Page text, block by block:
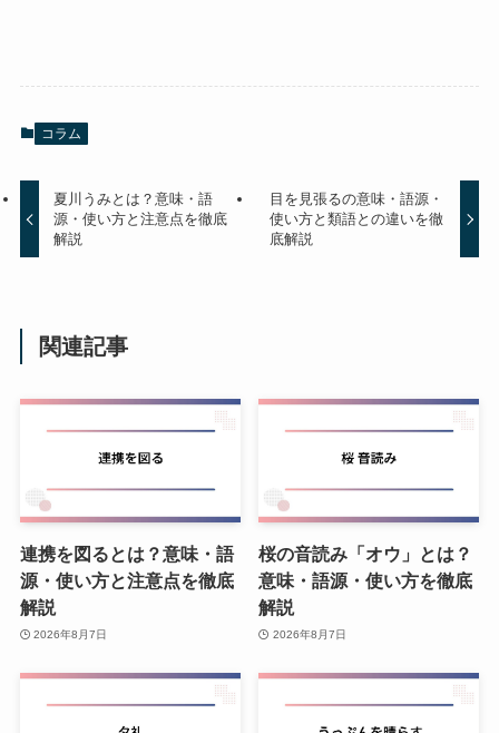
コラム
夏川うみとは？意味・語
源・使い方と注意点を徹底
解説
目を見張るの意味・語源・
使い方と類語との違いを徹
底解説
関連記事
連携を図るとは？意味・語
源・使い方と注意点を徹底
解説
2026年8月7日
桜の音読み「オウ」とは？
意味・語源・使い方を徹底
解説
2026年8月7日